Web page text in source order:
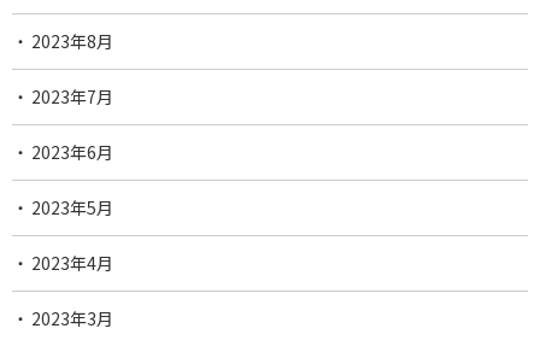
2023年8月
2023年7月
2023年6月
2023年5月
2023年4月
2023年3月